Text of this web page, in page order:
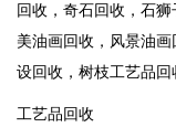
回收，奇石回收，石
美油画回收，风景油
设回收，树枝工艺品
工艺品回收